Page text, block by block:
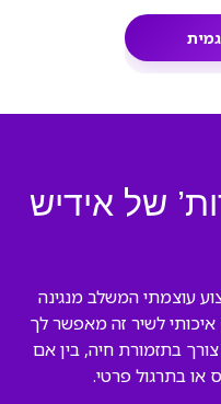
של אידיש
עוצמתי המשלב מנגינה
לשיר זה מאפשר לך
בתזמורת חיה, בין אם
בתרגול פרטי.